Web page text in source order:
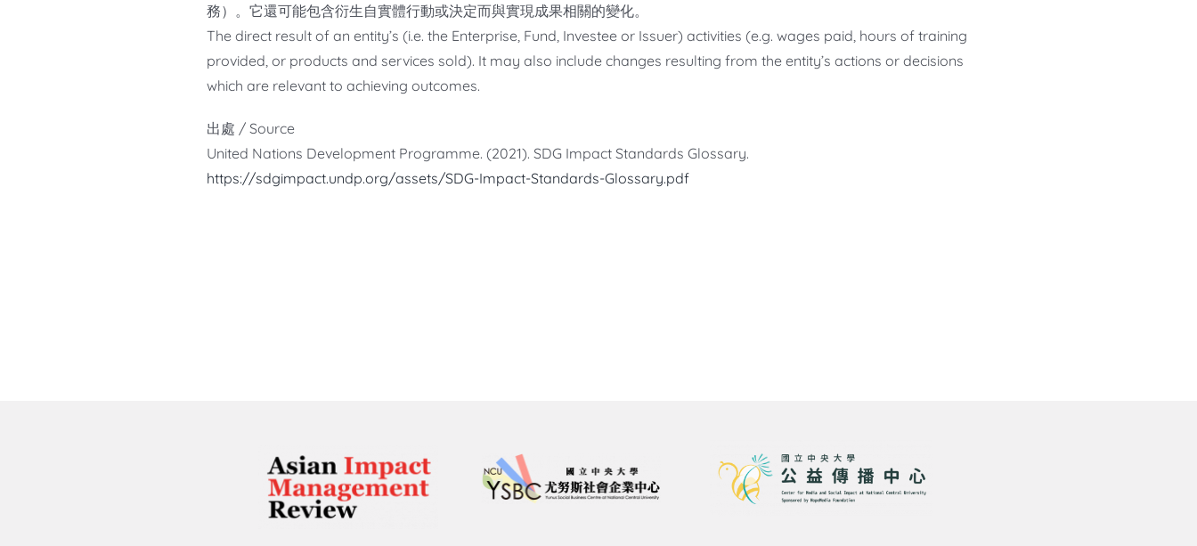
務）。它還可能包含衍生自實體行動或決定而與實現成果相關的變化。
The direct result of an entity’s (i.e. the Enterprise, Fund, Investee or Issuer) activities (e.g. wages paid, hours of training
provided, or products and services sold). It may also include changes resulting from the entity’s actions or decisions
which are relevant to achieving outcomes.
出處 / Source
United Nations Development Programme. (2021). SDG Impact Standards Glossary.
https://sdgimpact.undp.org/assets/SDG-Impact-Standards-Glossary.pdf